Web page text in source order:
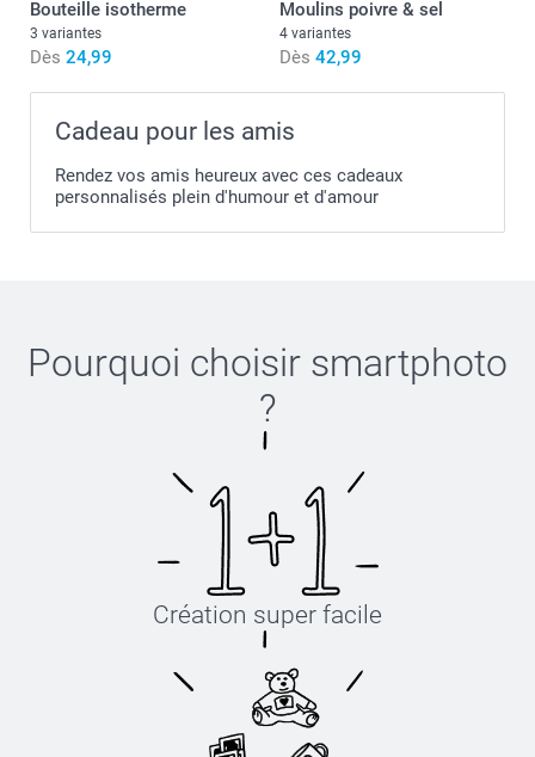
Bouteille isotherme
3 variantes
Dès 24,99
Moulins poivre & sel
4 variantes
Dès 42,99
Cadeau pour les amis
Rendez vos amis heureux avec ces cadeaux
personnalisés plein d'humour et d'amour
Pourquoi choisir smartphoto
?
Création super facile